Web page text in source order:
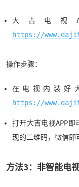
大吉电视
https://
操作步骤：
在电视内装好
https://
打开大吉电视APP
现的二维码，微信即
方法3：非智能电